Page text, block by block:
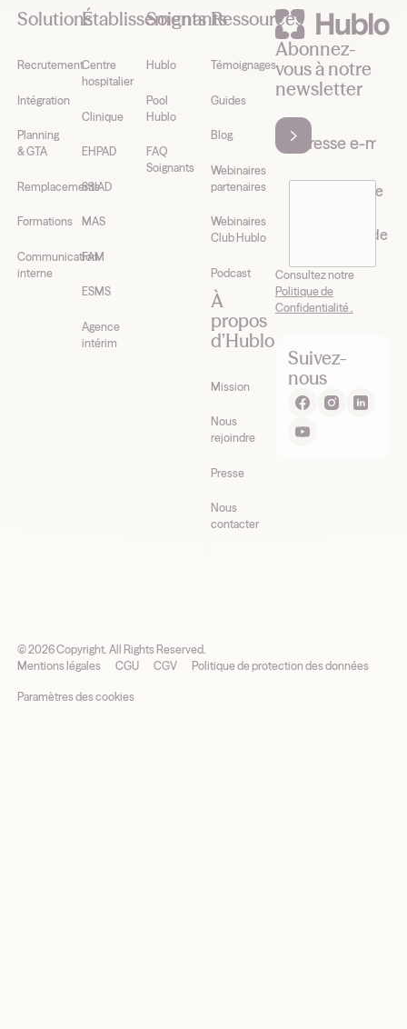
Solutions
Recrutement
Intégration
Planning
& GTA
Remplacements
Formations
Communication
interne
Établissements
Centre
hospitalier
Clinique
EHPAD
SSIAD
MAS
FAM
ESMS
Agence
intérim
Soignants
Hublo
Pool
Hublo
FAQ
Soignants
Ressources
Témoignages
Guides
Blog
Webinaires
partenaires
Webinaires
Club Hublo
Podcast
À
propos
d’Hublo
Mission
Nous
rejoindre
Presse
Nous
contacter
Abonnez-
vous à notre
newsletter
J’accepte de
newsletter de
Consultez notre
Politique de
Confidentialité .
Suivez-
nous
©2026Copyright. All Rights Reserved.
Mentions légales
CGU CGV Politique de protection des données
Paramètres des cookies